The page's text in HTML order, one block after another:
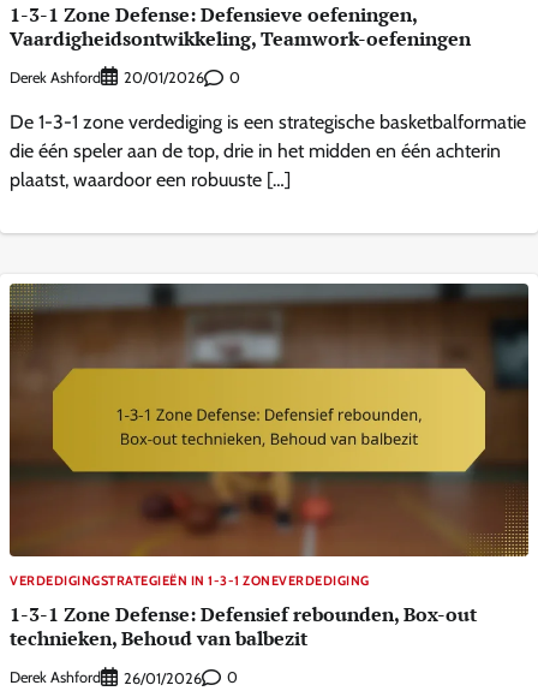
1-3-1 Zone Defense: Defensieve oefeningen,
Vaardigheidsontwikkeling, Teamwork-oefeningen
Derek Ashford 20/01/2026 0
De 1-3-1 zone verdediging is een strategische basketbalformatie
die één speler aan de top, drie in het midden en één achterin
plaatst, waardoor een robuuste […]
VERDEDIGINGSTRATEGIEËN IN 1-3-1 ZONEVERDEDIGING
1-3-1 Zone Defense: Defensief rebounden, Box-out
technieken, Behoud van balbezit
Derek Ashford 26/01/2026 0